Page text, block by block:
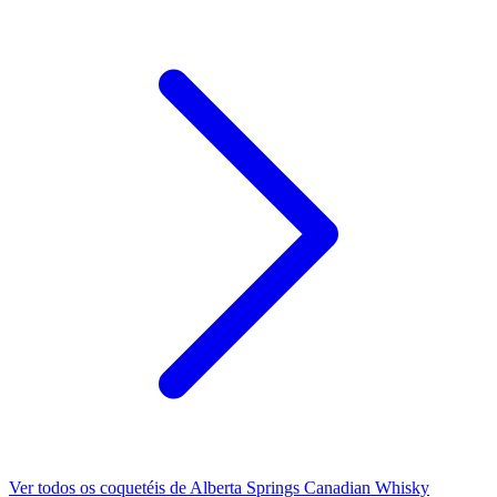
Ver todos os coquetéis de Alberta Springs Canadian Whisky